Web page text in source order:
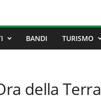
BANDI TURISMO
della Terra